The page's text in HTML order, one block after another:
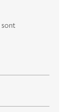
sont